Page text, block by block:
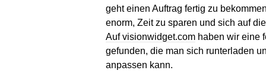
geht einen Auftrag fertig zu
enorm, Zeit zu sparen und sich auf
Auf visionwidget.comhaben wir eine
gefunden, die man sich runterladen
anpassen kann.